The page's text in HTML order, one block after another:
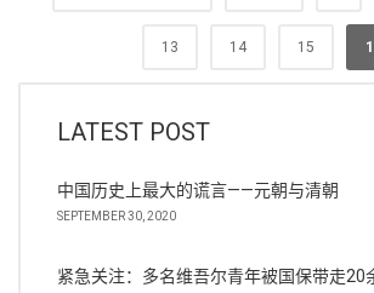
13 14 15
LATEST POST
中国历史上最大的谎言——元朝与清朝
SEPTEMBER 30, 2020
紧急关注：多名维吾尔青年被国保带走20